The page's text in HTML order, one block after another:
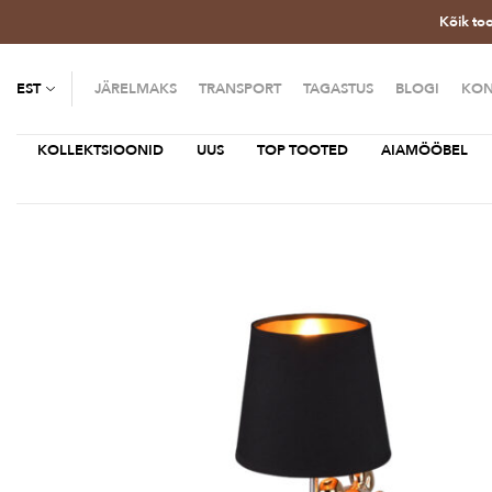
Kõik
EST JÄRELMAKS TRANSPORT TAGASTUS BLOGI
KOLLEKTSIOONID UUS TOP TOOTED AIAMÖÖBEL